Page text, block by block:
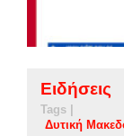
Ειδήσεις
Tags |
Δυτική